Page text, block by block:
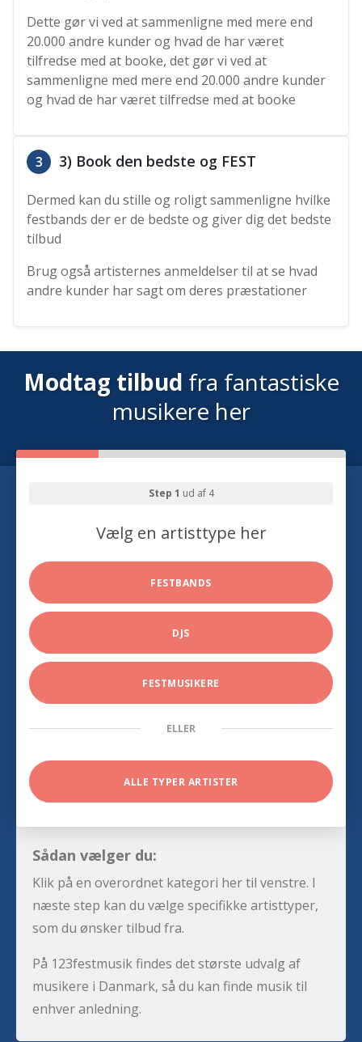
Dette gør vi ved at sammenligne med mere end
20.000 andre kunder og hvad de har været
tilfredse med at booke, det gør vi ved at
sammenligne med mere end 20.000 andre kunder
og hvad de har været tilfredse med at booke
3 3) Book den bedste og FEST
Dermed kan du stille og roligt sammenligne hvilke
festbands der er de bedste og giver dig det bedste
tilbud
Brug også artisternes anmeldelser til at se hvad
andre kunder har sagt om deres præstationer
Modtag tilbud fra fantastiske
musikere her
Step 1 ud af 4
Vælg en artisttype her
FESTBANDS
DJS
FESTMUSIKERE
ELLER
ALLE TYPER ARTISTER
Sådan vælger du:
Klik på en overordnet kategori her til venstre. I
næste step kan du vælge specifikke artisttyper,
som du ønsker tilbud fra.
På 123festmusik findes det største udvalg af
musikere i Danmark, så du kan finde musik til
enhver anledning.